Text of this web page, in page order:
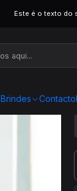
Brindes Contacto
Este é o texto do